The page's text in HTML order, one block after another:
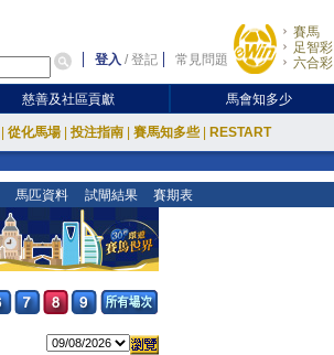
登入 /登記 常見問題
賽馬
足智彩
六合彩
慈善及社區貢獻 馬會知多少
從化馬場 投注指南 賽馬知多些 RESTART
馬匹資料 試閘結果 賽期表